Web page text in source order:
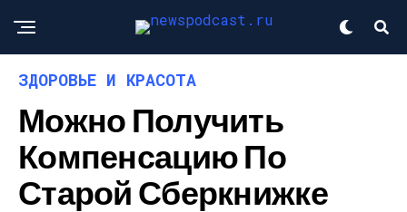
ЗДОРОВЬЕ И КРАСОТА
Можно Получить
Компенсацию По
Старой Сберкнижке